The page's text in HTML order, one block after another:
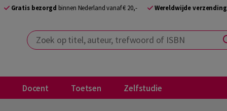
Gratis bezorgd binnen Nederland vanaf € 20,- Wereldwijde verzending
Zoek op titel, auteur, trefwoord of ISBN
Docent Toetsen Zelfstudie